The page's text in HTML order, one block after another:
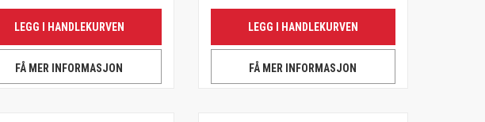
LEGG I HANDLEKURVEN
FÅ MER INFORMASJON
LEGG I HANDLEKURVEN
FÅ MER INFORMASJON